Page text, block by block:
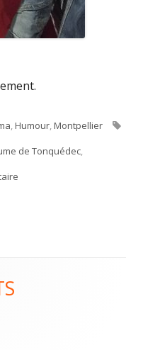
,Humour,Montpellier
de Tonquédec,